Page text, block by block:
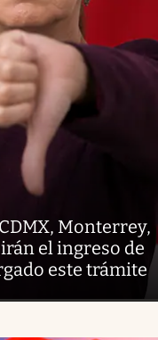
Monterrey,
el ingreso de
este trámite